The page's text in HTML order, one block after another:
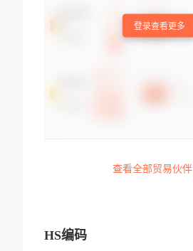
登录查看更多
查看全部贸易伙伴
HS编码